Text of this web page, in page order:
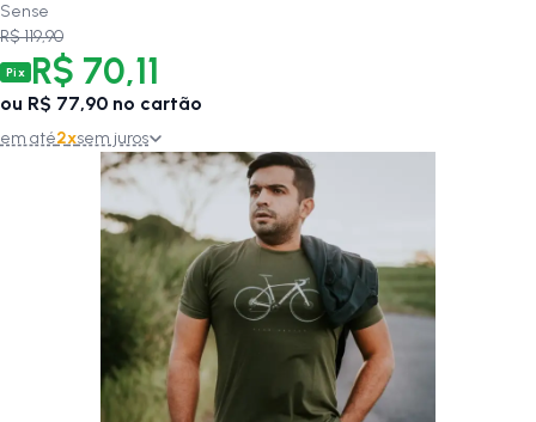
Sense
R$ 119,90
Pix R$ 70,11
ou R$ 77,90 no cartão
em até2xsem juros